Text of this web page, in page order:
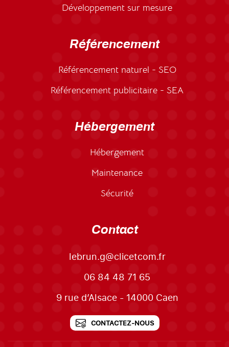
Développement sur mesure
Référencement
Référencement naturel - SEO
Référencement publicitaire - SEA
Hébergement
Hébergement
Maintenance
Sécurité
Contact
lebrun.g@clicetcom.fr
06 84 48 71 65
9 rue d’Alsace - 14000 Caen
CONTACTEZ-NOUS